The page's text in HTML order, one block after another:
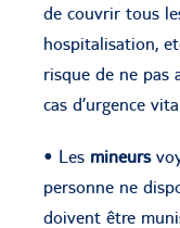
de couvrir tous
hospitalisation,
risque de ne pas
cas d’urgence
• Les mineurs
personne ne
doivent être